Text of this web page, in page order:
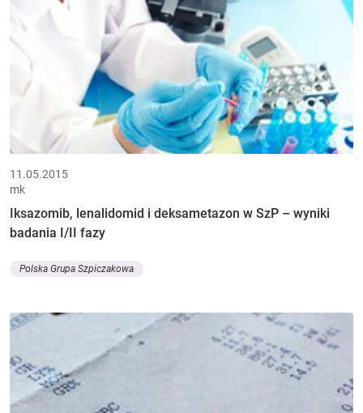
11.05.2015
mk
Iksazomib, lenalidomid i deksametazon w SzP – wyniki
badania I/II fazy
Polska Grupa Szpiczakowa